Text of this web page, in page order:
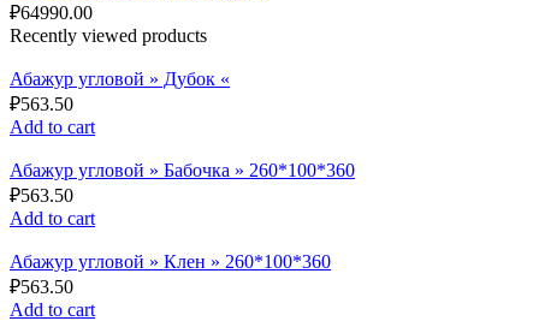
₽64990.00
Recently viewed products
Абажур угловой » Дубок «
₽563.50
Add to cart
Абажур угловой » Бабочка » 260*100*360
₽563.50
Add to cart
Абажур угловой » Клен » 260*100*360
₽563.50
Add to cart